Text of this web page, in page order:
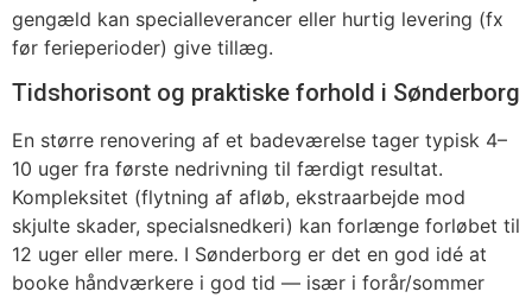
gengæld kan specialleverancer eller hurtig levering (fx
før ferieperioder) give tillæg.
Tidshorisont og praktiske forhold i Sønderborg
En større renovering af et badeværelse tager typisk 4–
10 uger fra første nedrivning til færdigt resultat.
Kompleksitet (flytning af afløb, ekstraarbejde mod
skjulte skader, specialsnedkeri) kan forlænge forløbet til
12 uger eller mere. I Sønderborg er det en god idé at
booke håndværkere i god tid — især i forår/sommer